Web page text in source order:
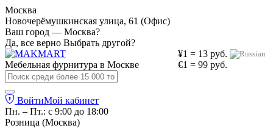
Москва
Новочерёмушкинская улица, 61 (Офис)
Ваш город — Москва?
Да, все верно Выбрать другой?
¥1 = 13 руб.
€1 = 99 руб.
Мебельная фурнитура в Москве
ВойтиМой кабинет
Пн. – Пт.: с 9:00 до 18:00
Розница (Москва)